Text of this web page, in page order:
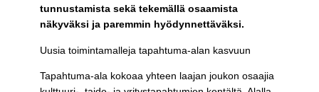
tunnustamista sekä tekemällä osaamista
näkyväksi ja paremmin hyödynnettäväksi.
Uusia toimintamalleja tapahtuma-alan kasvuun
Tapahtuma-ala kokoaa yhteen laajan joukon osaajia